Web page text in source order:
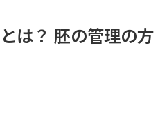
は？ 胚の管理の方